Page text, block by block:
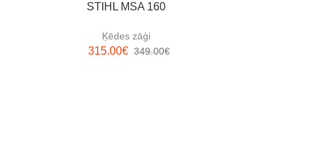
STIHL MSA 160
Ķēdes zāģi
349.00€
315.00€